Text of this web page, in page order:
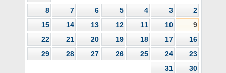
2
3
4
5
6
7
8
9
10
11
12
13
14
15
16
17
18
19
20
21
22
23
24
25
26
27
28
29
30
31